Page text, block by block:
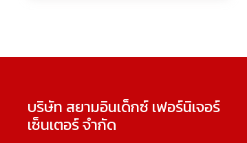
บริษัท สยามอินเด็กซ์ เฟอร์นิเจอร์
เซ็นเตอร์ จำกัด